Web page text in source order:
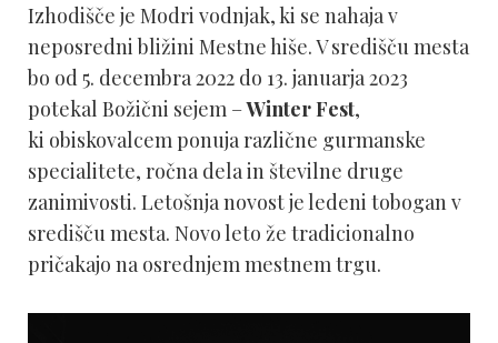
Izhodišče je Modri vodnjak, ki se nahaja v
neposredni bližini Mestne hiše. V središču mesta
bo od 5. decembra 2022 do 13. januarja 2023
potekal Božični sejem –Winter Fest,
ki obiskovalcem ponuja različne gurmanske
specialitete, ročna dela in številne druge
zanimivosti. Letošnja novost je ledeni tobogan v
središču mesta. Novo leto že tradicionalno
pričakajo na osrednjem mestnem trgu.